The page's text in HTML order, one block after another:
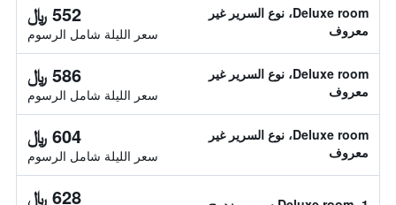
Deluxe room، نوع السرير غير
معروف
552 ﷼
سعر الليلة شامل الرسوم
Deluxe room، نوع السرير غير
معروف
586 ﷼
سعر الليلة شامل الرسوم
Deluxe room، نوع السرير غير
معروف
604 ﷼
سعر الليلة شامل الرسوم
628 ﷼